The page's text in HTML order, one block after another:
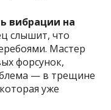
вибрации на
слышит, что
Мастер
форсунок,
— в трещине
уже